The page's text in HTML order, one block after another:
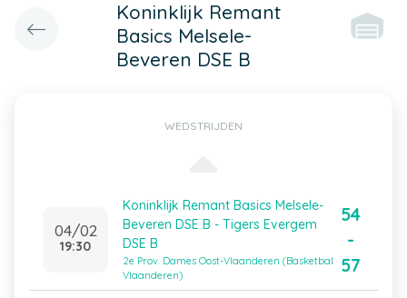
Koninklijk Remant
Basics Melsele-
Beveren DSE B
WEDSTRIJDEN
04/02
19:30
Koninklijk Remant Basics Melsele-
Beveren DSE B - Tigers Evergem
DSE B
2e Prov. Dames Oost-Vlaanderen (Basketbal
Vlaanderen)
54
-
57